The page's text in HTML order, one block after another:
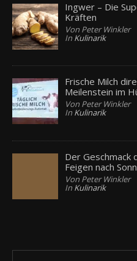
Ingwer – Die
Kräften
Von Peter Winkler
In Kulinarik
Frische Milch
Meilenstein im
Von Peter Winkler
In Kulinarik
Der Geschmack
Feigen nach
Von Peter Winkler
In Kulinarik